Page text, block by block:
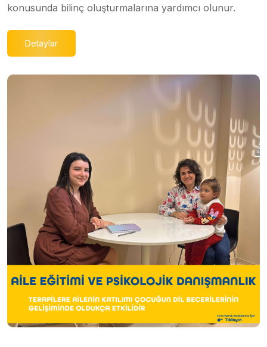
konusunda bilinç oluşturmalarına yardımcı olunur.
Detaylar